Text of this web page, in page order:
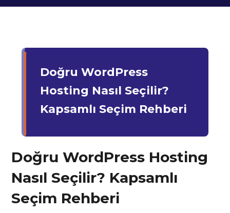
Doğru WordPress
Hosting Nasıl Seçilir?
Kapsamlı Seçim Rehberi
Doğru WordPress Hosting
Nasıl Seçilir? Kapsamlı
Seçim Rehberi